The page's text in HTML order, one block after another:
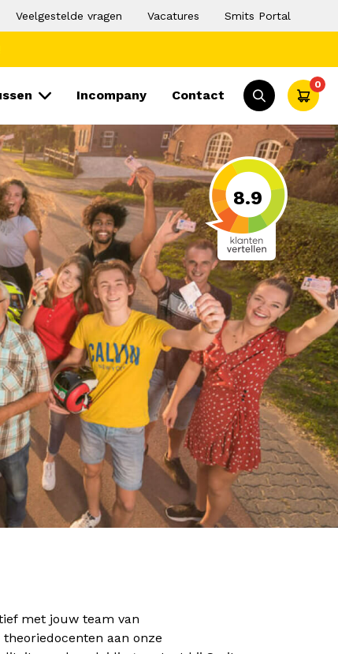
Veelgestelde vragen Vacatures Smits Portal
Incompany Contact
0
8.9
met jouw team van
aan onze